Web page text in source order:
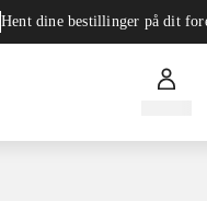
Hent dine bestillinger på dit